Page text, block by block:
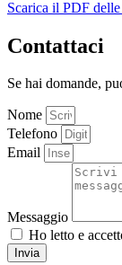
Scarica il PDF
Contattaci
Se hai domande,
Nome
Telefono
Email
Messaggio
Ho letto e
Invia